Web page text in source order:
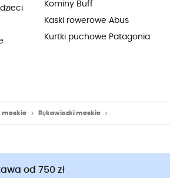
Kominy Buff
Kaski rowerowe Abus
Kurtki puchowe Patagonia
meskie Rękawiczki meskie
od 750 zł